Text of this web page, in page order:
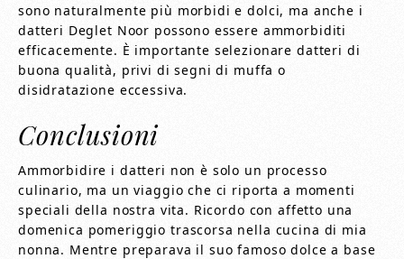
sono naturalmente più morbidi e dolci, ma anche i
datteri Deglet Noor possono essere ammorbiditi
efficacemente. È importante selezionare datteri di
buona qualità, privi di segni di muffa o
disidratazione eccessiva.
Conclusioni
Ammorbidire i datteri non è solo un processo
culinario, ma un viaggio che ci riporta a momenti
speciali della nostra vita. Ricordo con affetto una
domenica pomeriggio trascorsa nella cucina di mia
nonna. Mentre preparava il suo famoso dolce a base